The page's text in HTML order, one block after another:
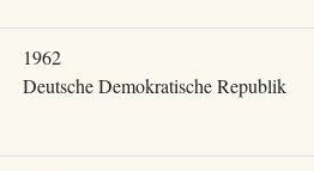
1962
Deutsche Demokratische Republik